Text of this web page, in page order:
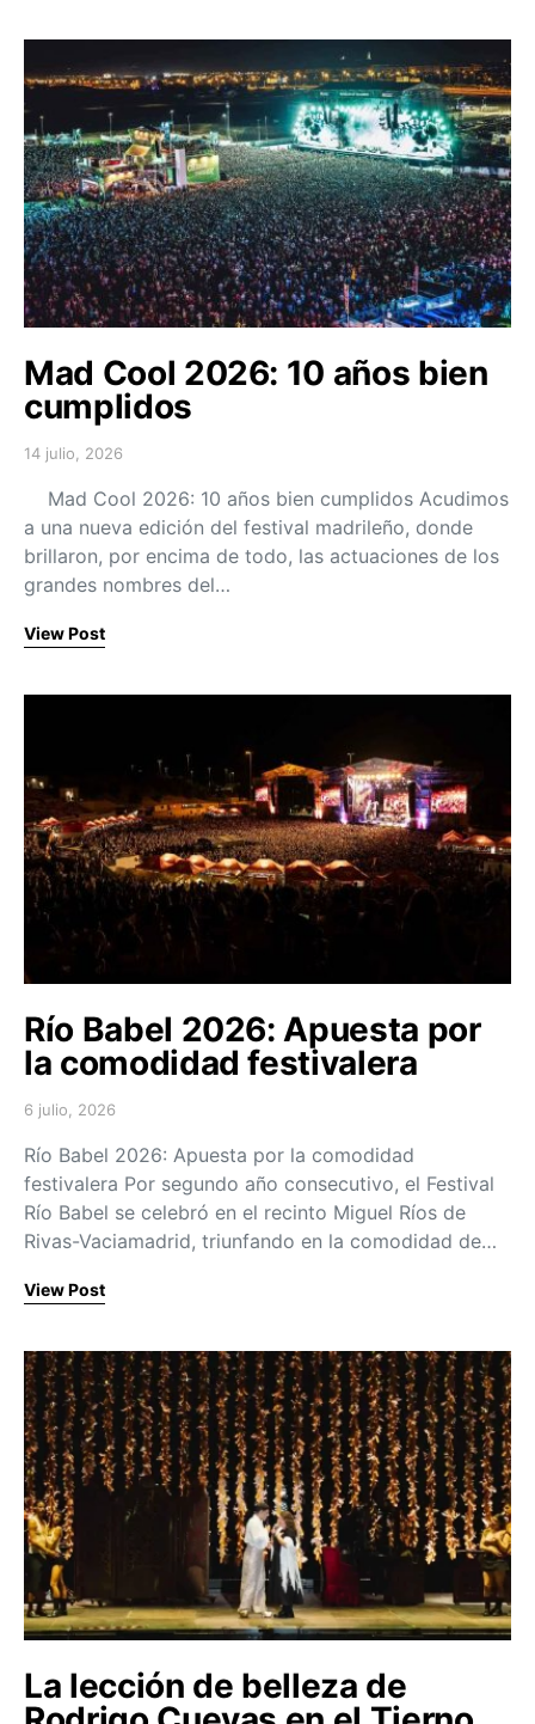
Mad Cool 2026: 10 años bien
cumplidos
Posted on
14 julio, 2026
Mad Cool 2026: 10 años bien cumplidos Acudimos
a una nueva edición del festival madrileño, donde
brillaron, por encima de todo, las actuaciones de los
grandes nombres del…
View Post
Río Babel 2026: Apuesta por
la comodidad festivalera
Posted on
6 julio, 2026
Río Babel 2026: Apuesta por la comodidad
festivalera Por segundo año consecutivo, el Festival
Río Babel se celebró en el recinto Miguel Ríos de
Rivas-Vaciamadrid, triunfando en la comodidad de…
View Post
La lección de belleza de